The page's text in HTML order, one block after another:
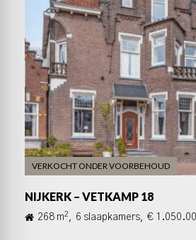
VERKOCHT ONDER VOORBEHOUD
NIJKERK – VETKAMP 18
268 m2 , 6 slaapkamers, €